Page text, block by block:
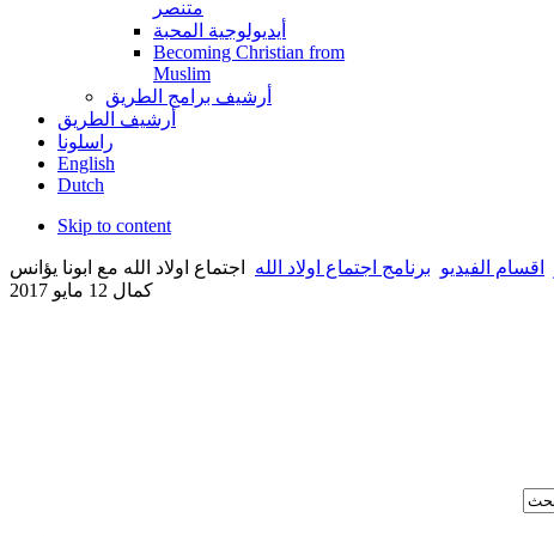
متنصر
أيديولوجية المحبة
Becoming Christian from
Muslim
أرشيف برامج الطريق
أرشيف الطريق
راسلونا
English
Dutch
Skip to content
اقسام الفيديو برنامج اجتماع اولاد الله
اجتماع اولاد الله مع ابونا يؤانس
كمال 12 مايو 2017